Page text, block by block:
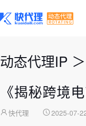
动态代理IP ＞
《揭秘跨境
快代理 2025-07-